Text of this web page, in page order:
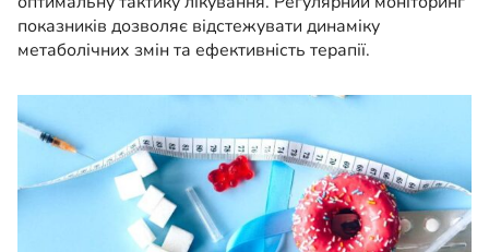
показників дозволяє відстежувати динаміку
метаболічних змін та ефективність терапії.